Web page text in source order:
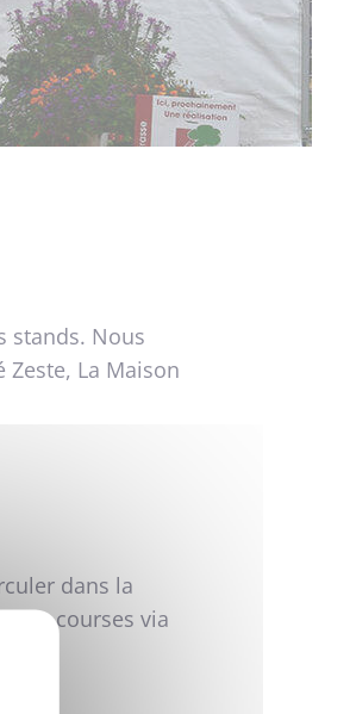
stands. Nous
La Maison
dans la
de courses via